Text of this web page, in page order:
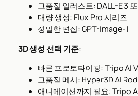
고품질 일러스트: DALL-E 3
대량 생성: Flux Pro 시리즈
정밀한 편집: GPT-Image-1
3D 생성 선택 기준:
빠른 프로토타이핑: Tripo AI
고품질 메시: Hyper3D AI
애니메이션까지 필요: Tripo